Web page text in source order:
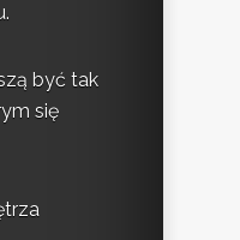
być tak
się